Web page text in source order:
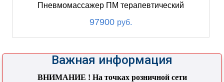
Пневмомассажер ПМ терапевтический
97900 руб.
Важная информация
ВНИМАНИЕ ! На точках розничной сети